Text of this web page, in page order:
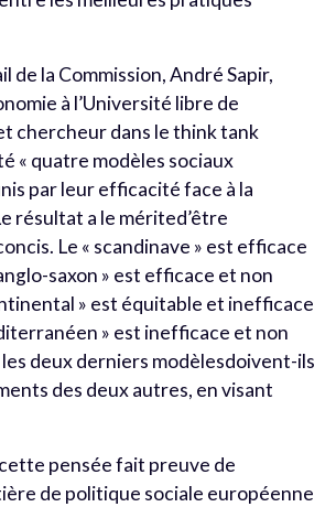
de la Commission, André Sapir,
à l’Université libre de
chercheur dans le think tank
« quatre modèles sociaux
par leur efficacité face à la
résultat a le mérited’être
Le « scandinave » est efficace
saxon » est efficace et non
» est équitable et inefficace
» est inefficace et non
deux derniers modèlesdoivent-ils
des deux autres, en visant
pensée fait preuve de
de politique sociale européenne